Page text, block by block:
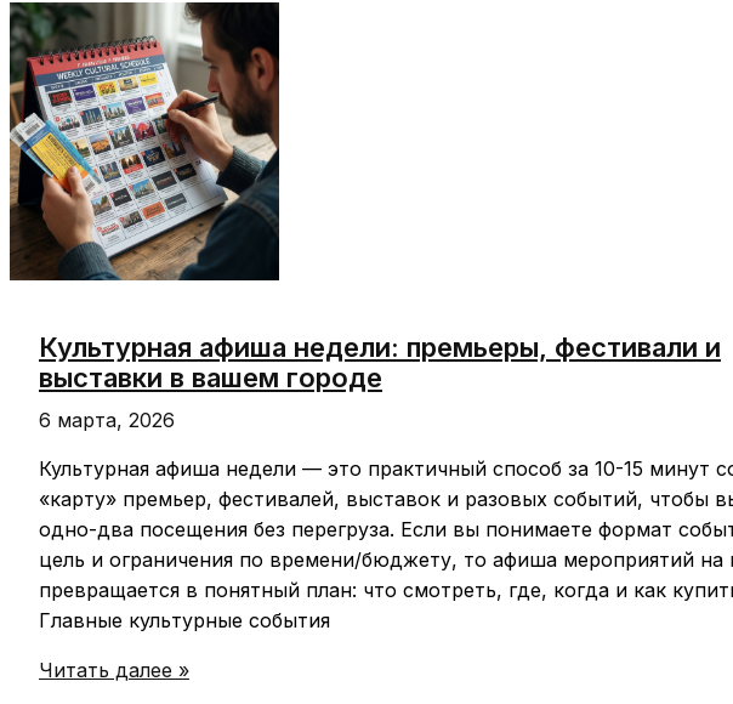
топливо,
продукты,
субсидии
и
поддержка
бизнеса
Культурная афиша недели: премьеры, фестивали и
выставки в вашем городе
6 марта, 2026
Культурная афиша недели — это практичный способ за 10-15 минут
«карту» премьер, фестивалей, выставок и разовых событий, чтобы
одно-два посещения без перегруза. Если вы понимаете формат
цель и ограничения по времени/бюджету, то афиша мероприятий на
превращается в понятный план: что смотреть, где, когда и как
Главные культурные события
Культурная
Читать далее »